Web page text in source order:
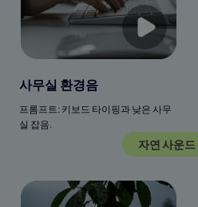
사무실 환경음
프롬프트: 키보드 타이핑과 낮은 사무
실 잡음.
자연 사운드